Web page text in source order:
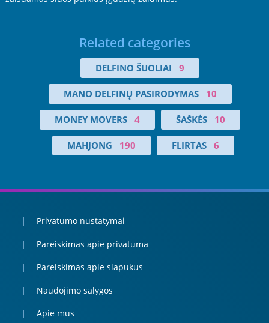
Related categories
DELFINO ŠUOLIAI 9
MANO DELFINŲ PASIRODYMAS 10
MONEY MOVERS 4 ŠAŠKĖS 10
MAHJONG 190 FLIRTAS 6
Privatumo nustatymai
Pareiskimas apie privatuma
Pareiskimas apie slapukus
Naudojimo salygos
Apie mus